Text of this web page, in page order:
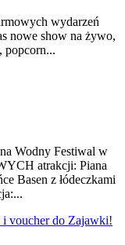
wydarzeń
nowe show na żywo,
popcorn...
Wodny Festiwal w
atrakcji: Piana
Basen z łódeczkami